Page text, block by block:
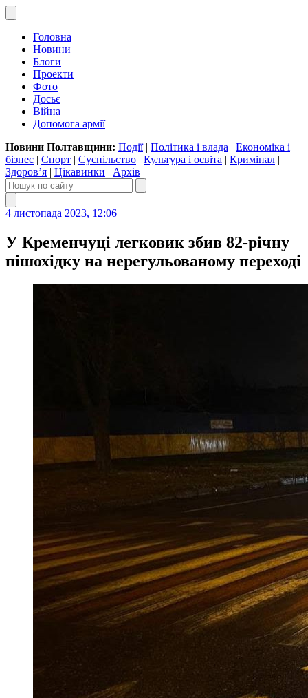
Головна
Новини
Блоги
Проекти
Фото
Досьє
Війна
Допомога армії
Новини Полтавщини: Події| Політика і влада | Економіка і
бізнес | Спорт | Суспільство | Культура і освіта | Кримінал |
Здоров’я | Цікавинки | Архів
4 листопада 2023, 12:06
У Кременчуці легковик збив 82-річну
пішохідку на нерегульованому переході